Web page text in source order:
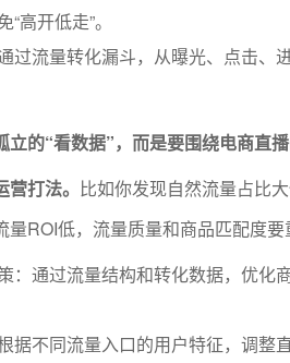
高开低走”。
过流量转化漏斗，从曝光、点击、
立的“看数据”，而是要围绕电商直
打法。 比如你发现自然流量占比
量ROI低，流量质量和商品匹配度要
：通过流量结构和转化数据，优化
据不同流量入口的用户特征，调整